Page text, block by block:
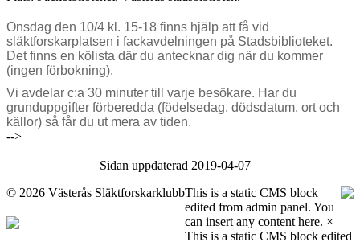
Onsdag den 10/4 kl. 15-18 finns hjälp att få vid
släktforskarplatsen i fackavdelningen på Stadsbiblioteket.
Det finns en kölista där du antecknar dig när du kommer
(ingen förbokning).
Vi avdelar c:a 30 minuter till varje besökare. Har du
grunduppgifter förberedda (födelsedag, dödsdatum, ort och
källor) så får du ut mera av tiden.
-->
Sidan uppdaterad 2019-04-07
© 2026 Västerås SläktforskarklubbThis is a static CMS block
edited from admin panel. You
can insert any content here. ×
This is a static CMS block edited